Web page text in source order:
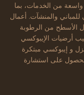
من الخدمات، بما
والمنشآت. أعمال
الأسطح من الرطوبة
أرضيات الإيبوكسي
و إيبوكسي مبتكرة
على استشارة